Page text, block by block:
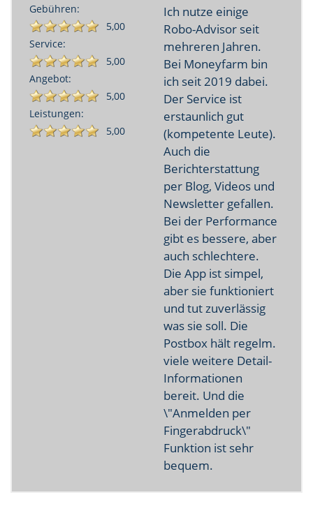
Gebühren:
5,00
Service:
5,00
Angebot:
5,00
Leistungen:
5,00
Ich nutze einige
Robo-Advisor seit
mehreren Jahren.
Bei Moneyfarm bin
ich seit 2019 dabei.
Der Service ist
erstaunlich gut
(kompetente Leute).
Auch die
Berichterstattung
per Blog, Videos und
Newsletter gefallen.
Bei der Performance
gibt es bessere, aber
auch schlechtere.
Die App ist simpel,
aber sie funktioniert
und tut zuverlässig
was sie soll. Die
Postbox hält regelm.
viele weitere Detail-
Informationen
bereit. Und die
\"Anmelden per
Fingerabdruck\"
Funktion ist sehr
bequem.